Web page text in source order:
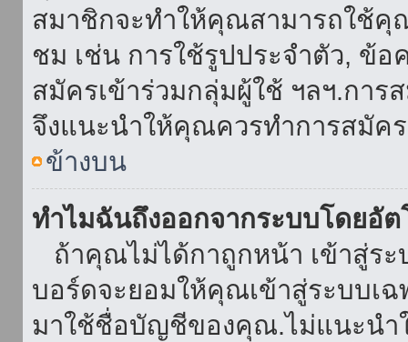
สมาชิกจะทำให้คุณสามารถใช้คุ
ชม เช่น การใช้รูปประจำตัว, ข้อ
สมัครเข้าร่วมกลุ่มผู้ใช้ ฯลฯ.การ
จึงแนะนำให้คุณควรทำการสมัค
ข้างบน
ทำไมฉันถึงออกจากระบบโดยอั
ถ้าคุณไม่ได้กาถูกหน้า เข้าสู่ร
บอร์ดจะยอมให้คุณเข้าสู่ระบบเ
มาใช้ชื่อบัญชีของคุณ.ไม่แนะนำ